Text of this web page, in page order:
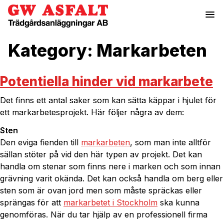
menu
Kategory: Markarbeten
Potentiella hinder vid markarbete
Det finns ett antal saker som kan sätta käppar i hjulet för
ett markarbetesprojekt. Här följer några av dem:
Sten
Den eviga fienden till markarbeten, som man inte alltför
sällan stöter på vid den här typen av projekt. Det kan
handla om stenar som finns nere i marken och som innan
grävning varit okända. Det kan också handla om berg eller
sten som är ovan jord men som måste spräckas eller
sprängas för att markarbetet i Stockholm ska kunna
genomföras. När du tar hjälp av en professionell firma